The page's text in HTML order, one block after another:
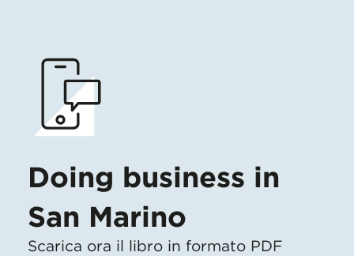
Doing business in
San Marino
Scarica ora il libro in formato PDF